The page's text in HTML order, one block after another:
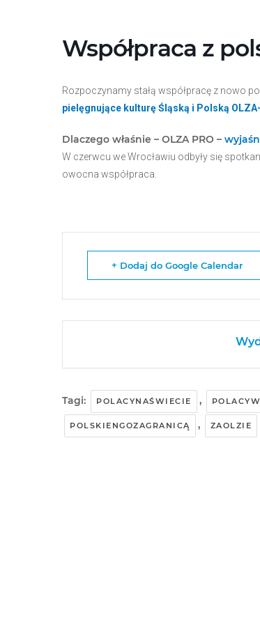
Współpraca z
Rozpoczynamy stałą współpracę z nowo
pielęgnujące kulturę Śląską i Polską
Dlaczego właśnie – OLZA PRO –
W czerwcu we Wrocławiu odbyły się
owocna współpraca.
+ Dodaj do Google Calendar
Tagi: POLACYNAŚWIECIE ,
POLSKIENGOZAGRANICĄ , ZAOLZIE